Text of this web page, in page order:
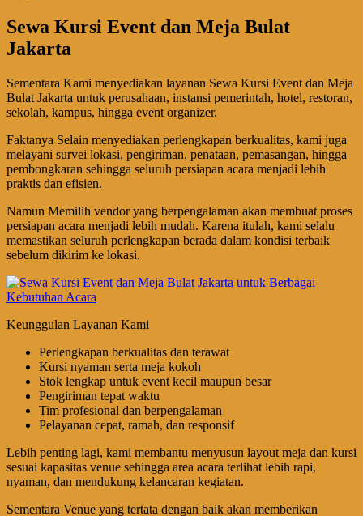
Sewa Kursi Event dan Meja Bulat
Jakarta
Sementara Kami menyediakan layanan Sewa Kursi Event dan Meja
Bulat Jakarta untuk perusahaan, instansi pemerintah, hotel, restoran,
sekolah, kampus, hingga event organizer.
Faktanya Selain menyediakan perlengkapan berkualitas, kami juga
melayani survei lokasi, pengiriman, penataan, pemasangan, hingga
pembongkaran sehingga seluruh persiapan acara menjadi lebih
praktis dan efisien.
Namun Memilih vendor yang berpengalaman akan membuat proses
persiapan acara menjadi lebih mudah. Karena itulah, kami selalu
memastikan seluruh perlengkapan berada dalam kondisi terbaik
sebelum dikirim ke lokasi.
Keunggulan Layanan Kami
Perlengkapan berkualitas dan terawat
Kursi nyaman serta meja kokoh
Stok lengkap untuk event kecil maupun besar
Pengiriman tepat waktu
Tim profesional dan berpengalaman
Pelayanan cepat, ramah, dan responsif
Lebih penting lagi, kami membantu menyusun layout meja dan kursi
sesuai kapasitas venue sehingga area acara terlihat lebih rapi,
nyaman, dan mendukung kelancaran kegiatan.
Sementara Venue yang tertata dengan baik akan memberikan